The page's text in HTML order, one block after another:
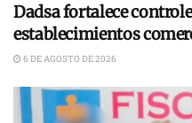
Dadsa fortalece
establecimientos
6 DE AGOSTO DE 2026